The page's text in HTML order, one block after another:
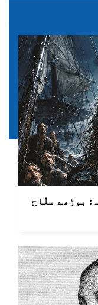
بوڑھے ملّاح